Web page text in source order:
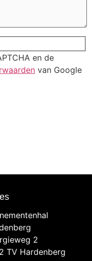
en de
van Google
2
TV Hardenberg